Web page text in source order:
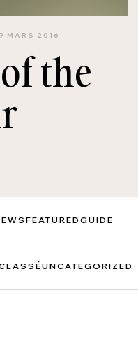
9 MARS 2016
the
FEATURED GUIDE
UNCATEGORIZED